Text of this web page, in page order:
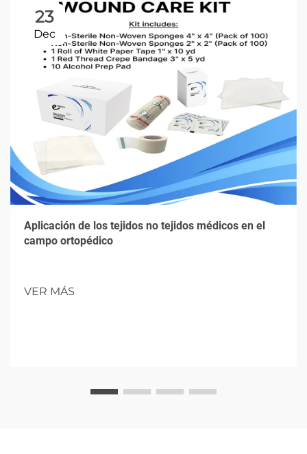
23
Dec
Aplicación de los tejidos no tejidos médicos en el
campo ortopédico
VER MÁS